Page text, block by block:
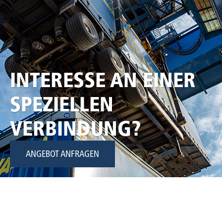
INTERESSE AN EINER
SPEZIELLEN
VERBINDUNG?
ANGEBOT ANFRAGEN